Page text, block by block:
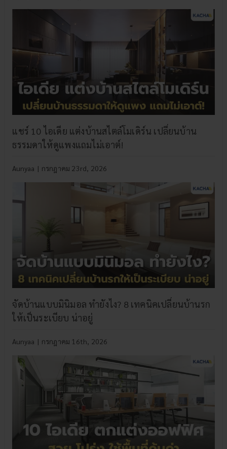
แชร์ 10 ไอเดีย แต่งบ้านสไตล์โมเดิร์น เปลี่ยนบ้าน
ธรรมดาให้ดูแพงแถมไม่เอาต์!
Aunyaa | กรกฎาคม 23rd, 2026
จัดบ้านแบบมินิมอล ทำยังไง? 8 เทคนิคเปลี่ยนบ้านรก
ให้เป็นระเบียบ น่าอยู่
Aunyaa | กรกฎาคม 16th, 2026